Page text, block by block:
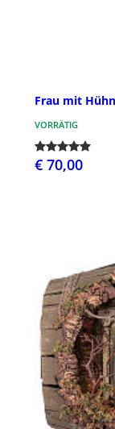
Frau mit
VORRÄTIG
€ 70,00